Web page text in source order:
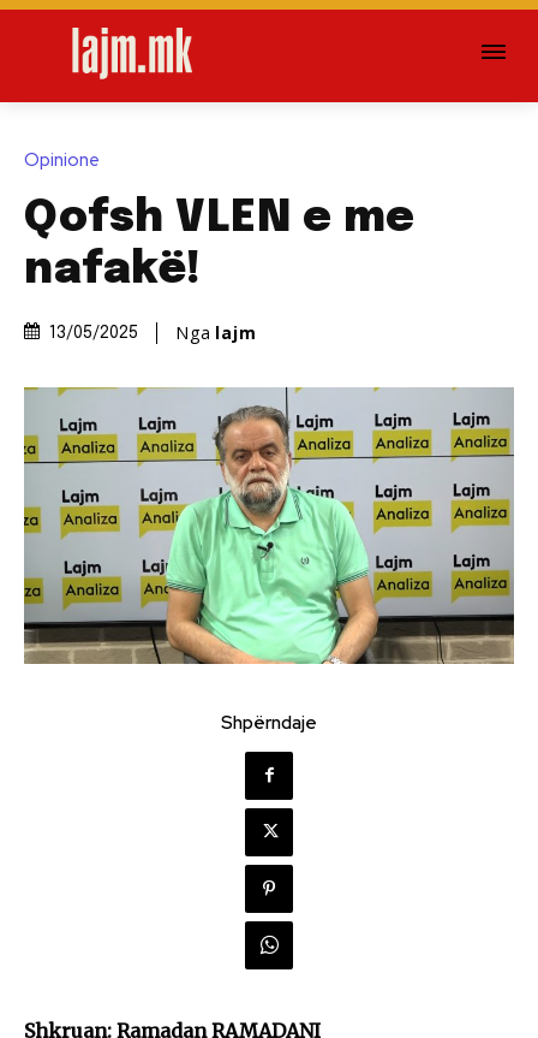
Opinione
Qofsh VLEN e me
nafakë!
13/05/2025 Nga lajm
Shpërndaje
Shkruan: Ramadan RAMADANI